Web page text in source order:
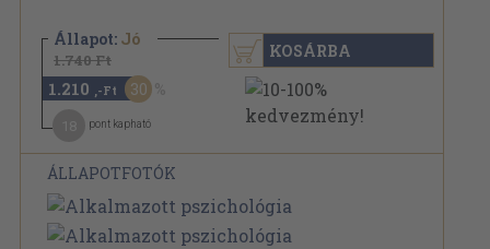
Állapot: Jó
1.740 Ft
1.210 ,-Ft 30
pont kapható
KOSÁRBA
ÁLLAPOTFOTÓK